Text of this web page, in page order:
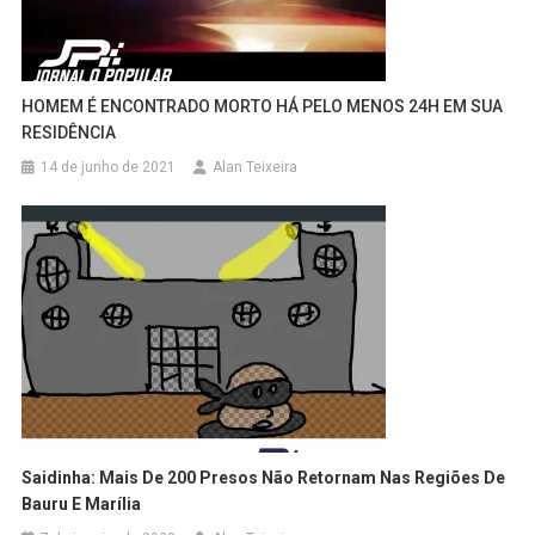
HOMEM É ENCONTRADO MORTO HÁ PELO MENOS 24H EM SUA
RESIDÊNCIA
14 de junho de 2021 Alan Teixeira
Saidinha: Mais De 200 Presos Não Retornam Nas Regiões De
Bauru E Marília